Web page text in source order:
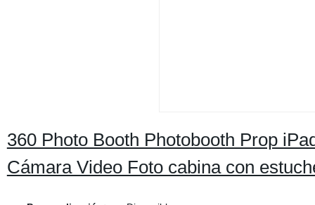
360 Photo Booth Photobooth Prop
Cámara Video Foto cabina con